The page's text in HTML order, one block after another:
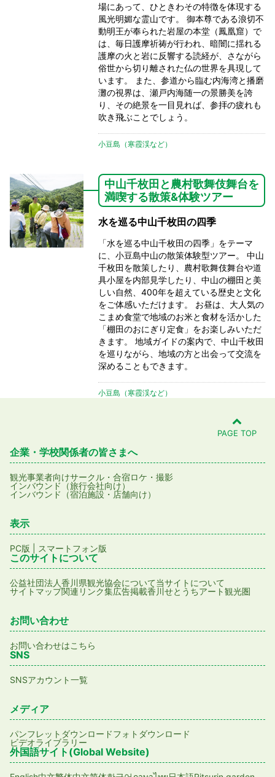
場にあって、ひときわその特徴を体現する
風光明媚な霊山です。 御本尊である浪切不
動明王が奉られた岩屋の本堂（鳳凰窟）で
は、毎日護摩祈祷が行われ、暗闇に揺れる
護摩の火と岩に反響する読経が、さながら
俗世から切り離された仏の世界を具現して
います。 また、参道から臨む内海湾と播磨
灘の視界は、瀬戸内海随一の景勝美を誇
り、その絶景を一目見れば、参拝の疲れも
吹き飛ぶことでしょう。
小豆島（寒霞渓など）
中山千枚田と農村歌舞伎舞台を
満喫する散策&体験ツアー
水を巡る中山千枚田の四季
「水を巡る中山千枚田の四季」をテーマ
に、小豆島中山の散策体験型ツアー。 中山
千枚田を散策したり、農村歌舞伎舞台や道
具小屋を内部見学したり、中山の棚田と美
しい自然、400年を超えている歴史と文化
をご体感いただけます。 お昼は、大人気の
こまめ食堂で地域のお米と食材を活かした
「棚田のおにぎり定食」をお楽しみいただ
きます。 地域ガイドの案内で、中山千枚田
を巡りながら、地域の方と出会って交流を
深めることもできます。
小豆島（寒霞渓など）
PAGE TOP
企業・学校関係者の皆さまへ
観光事業者向けサークル・合宿ロケ・撮影
インバウンド（旅行会社向け）
インバウンド（宿泊施設・店舗向け）
表示
PC版 スマートフォン版
このサイトについて
公益社団法人香川県観光協会について当サイトについて
サイトマップ関連リンク集広告掲載香川せとうちアート観光圏
お問い合わせ
お問い合わせはこちら
SNS
SNSアカウント一覧
メディア
パンフレットダウンロードフォトダウンロード
ビデオライブラリー
外国語サイト(Global Website)